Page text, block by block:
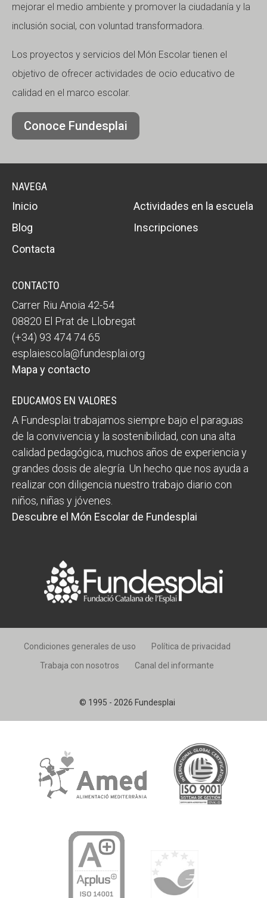
mejorar el medio ambiente y promover la ciudadanía y la
inclusión social, con voluntad transformadora.
Los proyectos y servicios del Món Escolar tienen el
objetivo de ofrecer actividades de ocio educativo de
calidad en el marco escolar.
Conoce Fundesplai
NAVEGA
Inicio
Actividades en la escuela
Blog
Inscripciones
Contacta
CONTACTO
Carrer Riu Anoia 42-54
08820 El Prat de Llobregat
(+34) 93 474 74 65
esplaiescola@fundesplai.org
Mapa y contacto
EDUCAMOS EN VALORES
A Fundesplai trabajamos siempre bajo el paraguas
de la convivencia y la sostenibilidad, con una alta
calidad pedagógica, muchos años de experiencia y
grandes dosis de alegría. Un hecho que nos ayuda a
realizar con diligencia nuestro trabajo diario con
niños, niñas y jóvenes.
Descubre el Món Escolar de Fundesplai
© 1995 - 2026 Fundesplai
Condiciones generales de uso
Política de privacidad
Trabaja con nosotros
Canal del informante